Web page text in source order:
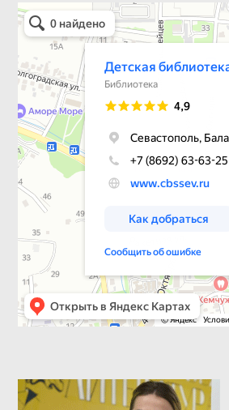
Детская библиотека-филиал № 9
Библиотека в Севастополе